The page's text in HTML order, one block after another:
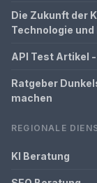
Die Zukunft der
Technologie
API Test Artikel
Ratgeber
machen
REGIONALE
KI Beratung